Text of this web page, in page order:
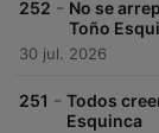
252 - No se
Toño
30 jul. 2026
251 - Todos
Esquinca